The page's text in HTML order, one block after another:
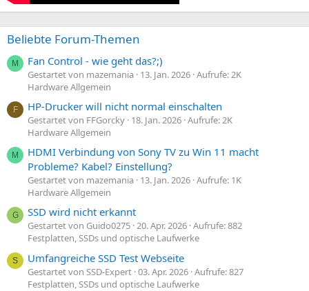
Beliebte Forum-Themen
M Fan Control - wie geht das?;)
Gestartet von mazemania 13. Jan. 2026 Aufrufe: 2K
Hardware Allgemein
F HP-Drucker will nicht normal einschalten
Gestartet von FFGorcky 18. Jan. 2026 Aufrufe: 2K
Hardware Allgemein
M
HDMI Verbindung von Sony TV zu Win 11 macht
Probleme? Kabel? Einstellung?
Gestartet von mazemania 13. Jan. 2026 Aufrufe: 1K
Hardware Allgemein
G SSD wird nicht erkannt
Gestartet von Guido0275 20. Apr. 2026 Aufrufe: 882
Festplatten, SSDs und optische Laufwerke
S Umfangreiche SSD Test Webseite
Gestartet von SSD-Expert 03. Apr. 2026 Aufrufe: 827
Festplatten, SSDs und optische Laufwerke